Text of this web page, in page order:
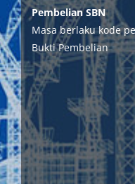
Pembelian SBN
Masa berlaku kode
Bukti Pembelian